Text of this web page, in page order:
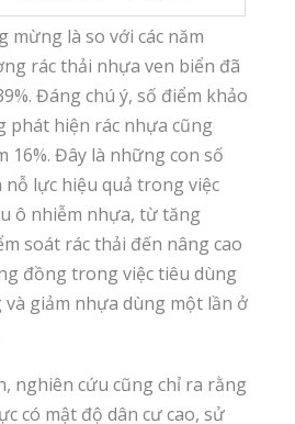
mừng là so với các năm
rác thải nhựa ven biển đã
Đáng chú ý, số điểm khảo
phát hiện rác nhựa cũng
16%. Đây là những con số
nỗ lực hiệu quả trong việc
ô nhiễm nhựa, từ tăng
soát rác thải đến nâng cao
đồng trong việc tiêu dùng
và giảm nhựa dùng một lần ở
nghiên cứu cũng chỉ ra rằng
có mật độ dân cư cao, sử